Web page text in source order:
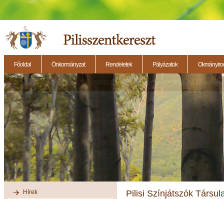
Főoldal Önkormányzat Rendeletek Pályázatok
2014.11.27. - Testületi ülés 2014.12.28. - Testületi ülés 2014.11.13. - Testületi
Hírek
Pilisi Színjátszók